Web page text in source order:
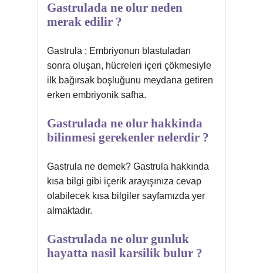
Gastrulada ne olur neden
merak edilir ?
Gastrula ; Embriyonun blastuladan
sonra oluşan, hücreleri içeri çökmesiyle
ilk bağırsak boşluğunu meydana getiren
erken embriyonik safha.
Gastrulada ne olur hakkinda
bilinmesi gerekenler nelerdir ?
Gastrula ne demek? Gastrula hakkında
kısa bilgi gibi içerik arayışınıza cevap
olabilecek kısa bilgiler sayfamızda yer
almaktadır.
Gastrulada ne olur gunluk
hayatta nasil karsilik bulur ?